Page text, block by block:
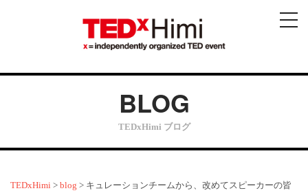
メ
BLOG
TEDxHimi ブログ
TEDxHimi > blog > キュレーションチームから、改めてスピーカーの皆